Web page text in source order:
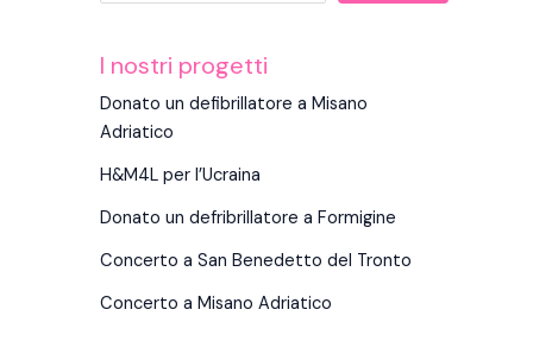
I nostri progetti
Donato un defibrillatore a Misano
Adriatico
H&M4L per l’Ucraina
Donato un defribrillatore a Formigine
Concerto a San Benedetto del Tronto
Concerto a Misano Adriatico